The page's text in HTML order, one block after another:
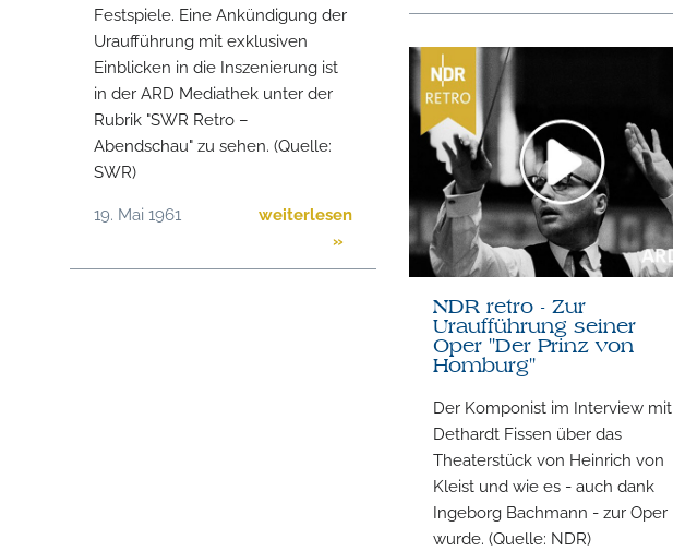
Festspiele. Eine Ankündigung der
Uraufführung mit exklusiven
Einblicken in die Inszenierung ist
in der ARD Mediathek unter der
Rubrik "SWR Retro –
Abendschau" zu sehen. (Quelle:
SWR)
19. Mai 1961
weiterlesen
»
NDR retro - Zur
Uraufführung seiner
Oper "Der Prinz von
Homburg"
Der Komponist im Interview mit
Dethardt Fissen über das
Theaterstück von Heinrich von
Kleist und wie es - auch dank
Ingeborg Bachmann - zur Oper
wurde. (Quelle: NDR)